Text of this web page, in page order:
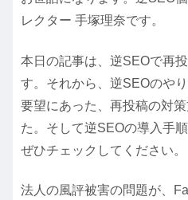
レクター 手塚理奈です。
本日の記事は、逆SEOで再
す。それから、逆SEOのや
要望にあった、再投稿の対
た。そして逆SEOの導入手順
ぜひチェックしてください。
法人の風評被害の問題が、